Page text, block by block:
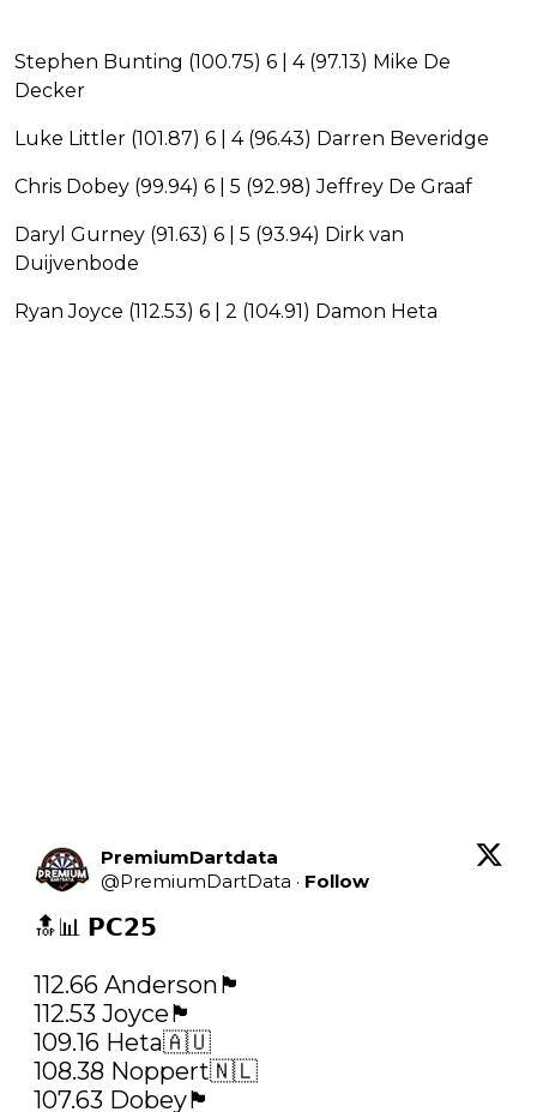
Stephen Bunting (100.75) 6 | 4 (97.13) Mike De
Decker
Luke Littler (101.87) 6 | 4 (96.43) Darren Beveridge
Chris Dobey (99.94) 6 | 5 (92.98) Jeffrey De Graaf
Daryl Gurney (91.63) 6 | 5 (93.94) Dirk van
Duijvenbode
Ryan Joyce (112.53) 6 | 2 (104.91) Damon Heta
PremiumDartdata
@PremiumDartData · Follow
🔝📊 𝗣𝗖𝟮𝟱
112.66 Anderson🏴󠁧󠁢󠁳󠁣󠁴󠁿
112.53 Joyce🏴󠁧󠁢󠁥󠁮󠁧󠁿
109.16 Heta🇦🇺
108.38 Noppert🇳🇱
107.63 Dobey🏴󠁧󠁢󠁥󠁮󠁧󠁿